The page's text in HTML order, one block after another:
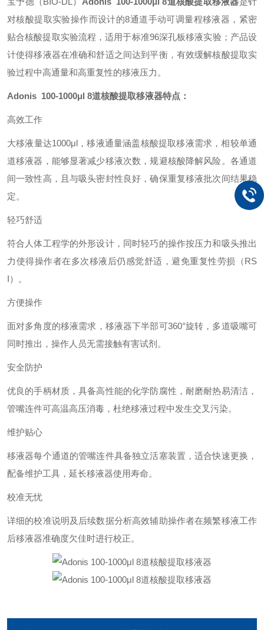
对核酸提取实验操作而设计的8通道手动可调量程移液器，紧密
贴合核酸提取实验流程，适用于标准96深孔板移液实验；产品设
计使得移液器在准确和舒适之间达到平衡，有效缓解核酸提取实
验过程中高通量和高重复性的移液压力。
Adonis 100-1000μl 8道核酸提取移液器特点：
高效工作
大移液量达1000μl，移液通量涵盖核酸提取移液需求，相较单通
道移液器，能够显著减少移液次数，规避核酸降解风险。各通道
间一致性高，且与吸头密封性良好，确保重复移液批次间结果稳
定。
轻巧舒适
符合人体工程学的外形设计，同时轻巧的操作按压力和吸头推出
力使得操作者在多次移液后仍感觉舒适，避免重复性劳损（RS
I）。
方便操作
面对多角度的移液需求，移液器下半部可360°旋转，多道吸嘴可
同时推出，操作人员无需接触有害试剂。
安全防护
优良的手柄材质，具备高性能的化学防腐性，耐磨耐热易清洁，
管嘴连件可高温高压消毒，杜绝移液过程中发生交叉污染。
维护贴心
移液器每个通道的管嘴连件具备独立活塞装置，适合快速更换，
配备维护工具，延长移液器使用寿命。
校准无忧
详细的校准说明及后续数据分析高效辅助操作者在频繁移液工作
后移液器准确度欠佳时进行校正。